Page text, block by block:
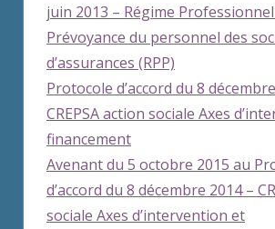
juin 2013 – Régime
Prévoyance du personnel des
d’assurances (RPP)
Protocole d’accord du 8
CREPSA action sociale Axes
financement
Avenant du 5 octobre 2015 au
d’accord du 8 décembre 2014 –
sociale Axes d’intervention et